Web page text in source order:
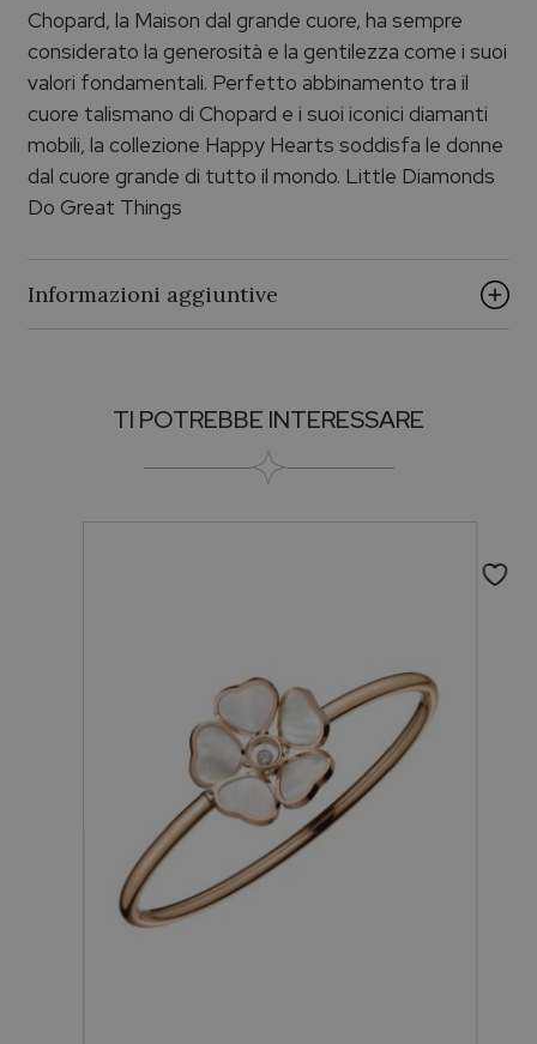
Chopard, la Maison dal grande cuore, ha sempre
considerato la generosità e la gentilezza come i suoi
valori fondamentali. Perfetto abbinamento tra il
cuore talismano di Chopard e i suoi iconici diamanti
mobili, la collezione Happy Hearts soddisfa le donne
dal cuore grande di tutto il mondo. Little Diamonds
Do Great Things
Informazioni aggiuntive
Per lei
Oro rosa
Compleanno
TI POTREBBE INTERESSARE